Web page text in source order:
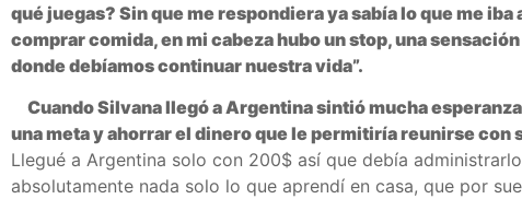
qué juegas? Sin que me respondiera ya sabía lo que me
comprar comida, en mi cabeza hubo un stop, una
donde debíamos continuar nuestra vida”.
Cuando Silvana llegó a Argentina sintió mucha
una meta y ahorrar el dinero que le permitiría reunirse con
Llegué a Argentina solo con 200$ así que debía
absolutamente nada solo lo que aprendí en casa, que por